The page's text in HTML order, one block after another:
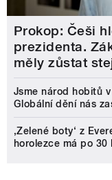
Prokop: Češi
prezidenta.
měly zůstat
Jsme národ hobitů
Globální dění nás
‚Zelené boty‘ z
horolezce má po